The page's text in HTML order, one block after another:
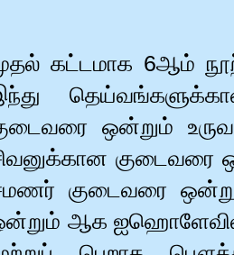
கட்டமாக 6ஆம்
ஒன்றும்
குடைவரை
குடைவரை
ஆக